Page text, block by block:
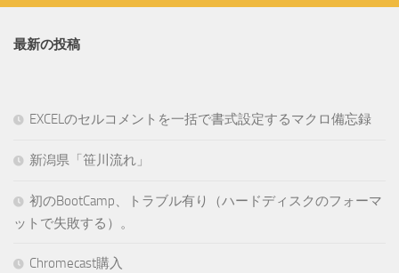
最新の投稿
EXCELのセルコメントを一括で書式設定するマクロ備忘録
新潟県「笹川流れ」
初のBootCamp、トラブル有り（ハードディスクのフォーマ
ットで失敗する）。
Chromecast購入